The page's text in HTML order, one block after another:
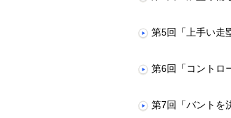
第5回「上手い走
第6回「コントロ
第7回「バントを